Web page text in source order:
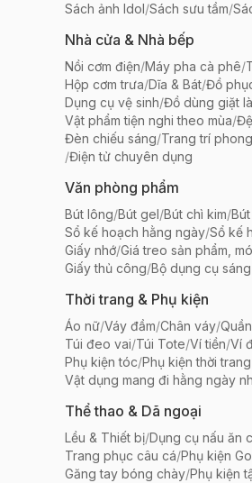
Sách ảnh Idol/Sách sưu tầm/
Nhà cửa & Nhà bếp
Nồi cơm điện/Máy pha cà phê/
Hộp cơm trưa/Dĩa & Bát/Đồ
Dụng cụ vệ sinh/Đồ dùng giặt là
Vật phẩm tiện nghi theo mùa/
Đèn chiếu sáng/Trang trí
/Điện tử chuyên dụng
Văn phòng phẩm
Bút lông/Bút gel/Bút chì kim/
Sổ kế hoạch hằng ngày/Sổ kế
Giấy nhớ/Giá treo sản phẩm,
Giấy thủ công/Bộ dụng cụ
Thời trang & Phụ kiện
Áo nữ/Váy đầm/Chân váy/
Túi đeo vai/Túi Tote/Ví tiền/Ví
Phụ kiện tóc/Phụ kiện thời
Vật dụng mang đi hằng ngày
Thể thao & Dã ngoại
Lều & Thiết bị/Dụng cụ nấu ăn
Trang phục câu cá/Phụ kiện
Găng tay bóng chày/Phụ kiện